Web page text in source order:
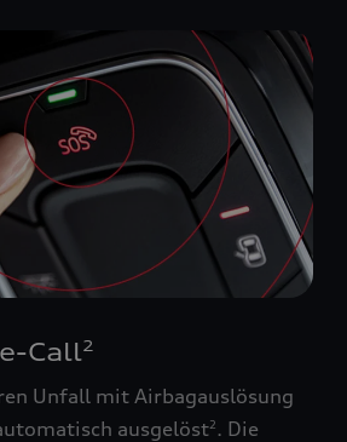
Call2
Unfall mit Airbagauslösung
ausgelöst2 . Die